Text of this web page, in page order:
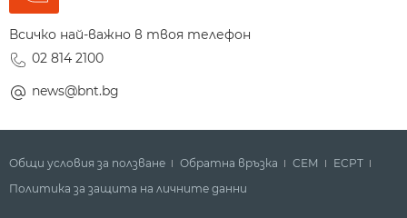
Всичко най-важно в твоя телефон
02 814 2100
news@bnt.bg
Общи условия за ползване Обратна връзка СЕМ
ECPT
Политика за защита на личните данни